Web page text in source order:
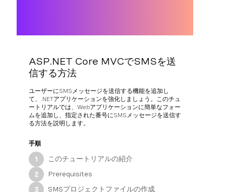
ASP.NET Core MVCでSMSを送
信する方法
ユーザーにSMSメッセージを送信する機能を追加し
て、.NETアプリケーションを強化しましょう。このチュ
ートリアルでは、Webアプリケーションに簡単なフォー
ムを追加し、指定された番号にSMSメッセージを送信す
る方法を説明します。
手順
1
このチュートリアルの紹介
2
Prerequisites
3
SMSプロジェクトファイルの作成